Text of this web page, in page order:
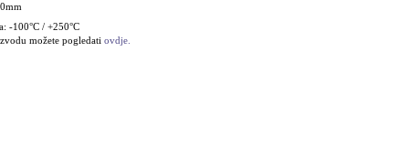
-100°C / +250°C
možete pogledati ovdje.